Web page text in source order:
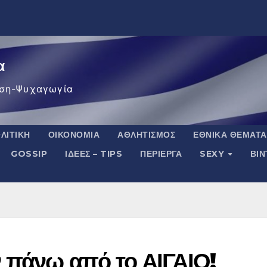
Ψυχαγωγία
ΟΙΚΟΝΟΜΊΑ ΑΘΛΗΤΙΣΜΌΣ
ΕΘΝΙΚΆ ΘΈΜΑΤΑ
GOSSIP ΙΔΈΕΣ – TIPS ΠΕΡΊΕΡΓΑ SEXY
πάνω από το ΑΙΓΑΙΟ!